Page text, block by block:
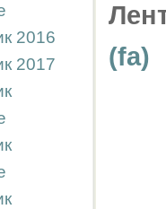
2016
2017
(fa)